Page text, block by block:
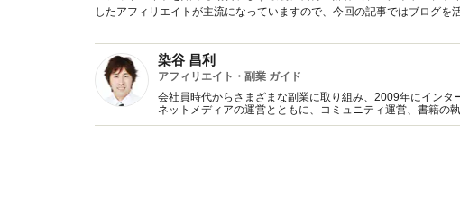
したアフィリエイトが主流になっていますので、今回の記事ではブログを
染谷 昌利
アフィリエイト・副業 ガイド
会社員時代からさまざまな副業に取り組み、2009年にインターネット
ネットメディアの運営とともに、コミュニティ運営、書籍の
演活動など、複数の業務に取り組むポートフォリオワーカー。